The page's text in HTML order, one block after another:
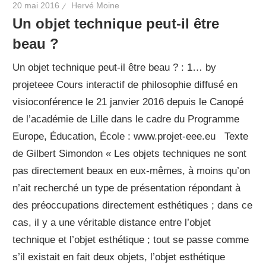
20 mai 2016 Hervé Moine
Un objet technique peut-il être
beau ?
Un objet technique peut-il être beau ? : 1… by
projeteee Cours interactif de philosophie diffusé en
visioconférence le 21 janvier 2016 depuis le Canopé
de l’académie de Lille dans le cadre du Programme
Europe, Éducation, École : www.projet-eee.eu Texte
de Gilbert Simondon « Les objets techniques ne sont
pas directement beaux en eux-mêmes, à moins qu’on
n’ait recherché un type de présentation répondant à
des préoccupations directement esthétiques ; dans ce
cas, il y a une véritable distance entre l’objet
technique et l’objet esthétique ; tout se passe comme
s’il existait en fait deux objets, l’objet esthétique